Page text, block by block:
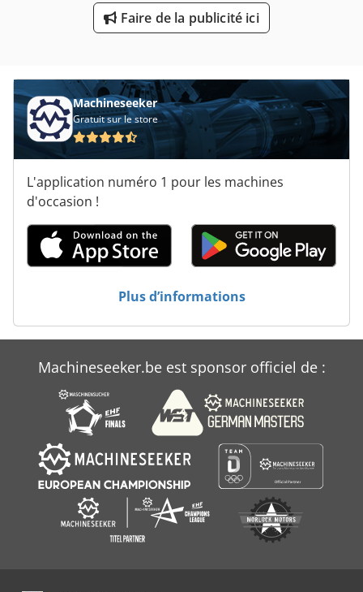
Vente De Presse GroupeFaire de la publicité ici
Machineseeker
Gratuit sur le store
L'application numéro 1 pour les machines
d'occasion !
Plus d’informations
Machineseeker.be est sponsor officiel de :